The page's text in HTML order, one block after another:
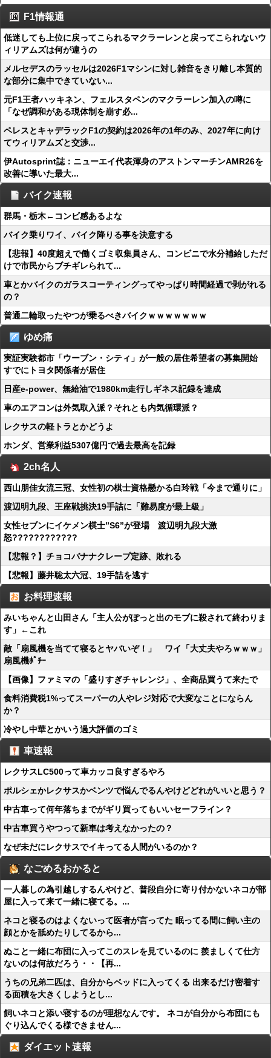
F1情報通
低迷しても上位に戻ってこられるマクラーレンと戻ってこられないウ
ィリアムズは何が違うの
メルセデスのラッセルは2026F1マシンに対し雑音をきり離し本質的
な部分に集中できていない...
元F1王者ハッキネン、フェルスタペンのマクラーレン加入の噂に
「なぜ調和がある現体制を崩す必...
ペレスとキャデラックF1の契約は2026年の1年のみ、2027年に向け
てウィリアムズと交渉...
伊Autosprint誌：ニューエイ代表渾身のアストンマーチンAMR26を
改善に導いた最大...
バイク速報
群馬・栃木←コンビ感あるよな
バイク乗りワイ、バイク降りる事を決意する
【悲報】40度超えで働くゴミ収集員さん、コンビニで水分補給しただ
けで市民からブチギレられて...
車とかバイクのガラスコーティングってやっぱり時間経過で剥がれる
の？
普通二輪取ったやつが乗るべきバイクｗｗｗｗｗｗｗ
ゆめ痛
実証実験都市「ウーブン・シティ」が一般の居住希望者の募集開始
すでにトヨタ関係者が居住
日産e-power、無給油で1980km走行しギネス記録を達成
車のエアコンは外気取入派？それとも内気循環派？
レクサスの軽トラとかどうよ
ホンダ、営業利益5307億円で過去最高を記録
2ch名人
西山朋佳女流三冠、女性初の棋士資格懸かる白玲戦「今まで通りに」
渡辺明九段、王座戦挑決19手詰に「難易度が最上級」
女性セブンにイケメン棋士”S6”が登場 渡辺明九段大激
怒????????????
【悲報？】チョコバナナクレープ定跡、敗れる
【悲報】藤井聡太六冠、19手詰を逃す
お料理速報
みいちゃんと山田さん「主人公がぽっと出のモブに殺されて終わりま
す」←これ
敵「扇風機を当てて寝るとヤバいぞ！」 ワイ「大丈夫やろｗｗｗ」
扇風機ﾎﾟﾁｰ
【画像】ファミマの「盛りすぎチャレンジ」、全商品買うて来たで
食料消費税1%ってスーパーの人やレジ対応で大変なことにならん
か？
冷やし中華とかいう過大評価のゴミ
車速報
レクサスLC500って車カッコ良すぎるやろ
ポルシェかレクサスかベンツで悩んでるんやけどどれがいいと思う？
中古車って何年落ちまでがギリ買ってもいいセーフライン？
中古車買うやつって新車は考えなかったの？
なぜ未だにレクサスでイキってる人間がいるのか？
なごめるおかると
一人暮しの為引越しするんやけど、普段自分に寄り付かないネコが部
屋に入って来て一緒に寝てる。...
ネコと寝るのはよくないって医者が言ってた 眠ってる間に飼い主の
顔とかを舐めたりしてるから...
ぬこと一緒に布団に入ってこのスレを見ているのに 羨ましくて仕方
ないのは何故だろう・・【再...
うちの兄弟二匹は、自分からベッドに入ってくる 出来るだけ密着す
る面積を大きくしようとし...
飼いネコと添い寝するのが理想なんです。 ネコが自分から布団にも
ぐり込んでくる様できません...
ダイエット速報